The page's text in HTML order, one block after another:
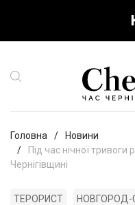
Головна
Новини
Під час нічної
Чернігівщині
ТЕРОРИСТ НОВГОРОД-